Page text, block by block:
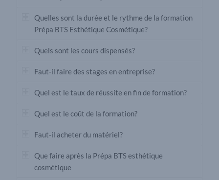
Quelles sont la durée et le rythme de la formation
Prépa BTS Esthétique Cosmétique?
Quels sont les cours dispensés?
Faut-il faire des stages en entreprise?
Quel est le taux de réussite en fin de formation?
Quel est le coût de la formation?
Faut-il acheter du matériel?
Que faire après la Prépa BTS esthétique
cosmétique